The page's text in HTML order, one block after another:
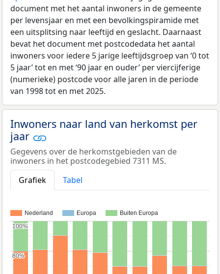
document met het aantal inwoners in de gemeente
per levensjaar en met een bevolkingspiramide met
een uitsplitsing naar leeftijd en geslacht. Daarnaast
bevat het document met postcodedata het aantal
inwoners voor iedere 5 jarige leeftijdsgroep van ‘0 tot
5 jaar’ tot en met ‘90 jaar en ouder’ per viercijferige
(numerieke) postcode voor alle jaren in de periode
van 1998 tot en met 2025.
Inwoners naar land van herkomst per
jaar
Gegevens over de herkomstgebieden van de
inwoners in het postcodegebied 7311 MS.
Grafiek
Tabel
Nederland Europa Buiten Europa
80%
80%
100%
100%